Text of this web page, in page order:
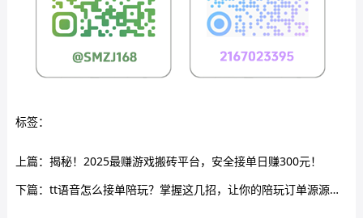
标签：
上篇： 揭秘！2025最赚游戏搬砖平台，安全接单日赚300元！
下篇： tt语音怎么接单陪玩？掌握这几招，让你的陪玩订单源源不断